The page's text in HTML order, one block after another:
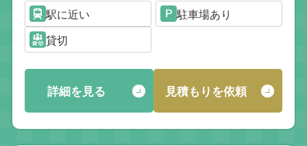
駅に近い
駐車場あり
貸切
詳細を見る 見積もりを依頼